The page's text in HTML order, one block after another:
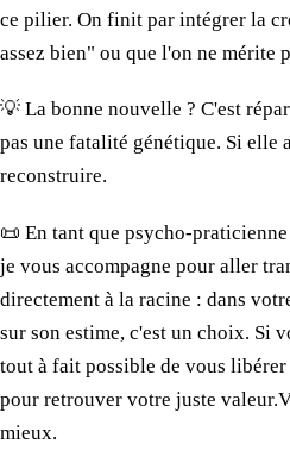
ce pilier. On finit par intégrer la
assez bien" ou que l'on ne mérite
​💡 La bonne nouvelle ? C'est
pas une fatalité génétique. Si elle
reconstruire.
📜​ En tant que psycho-
je vous accompagne pour aller
directement à la racine : dans
sur son estime, c'est un choix. Si
tout à fait possible de vous libérer
pour retrouver votre juste valeur.
mieux.